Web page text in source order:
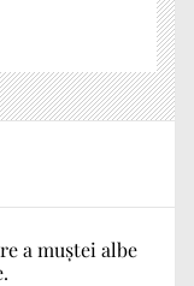
a muștei albe